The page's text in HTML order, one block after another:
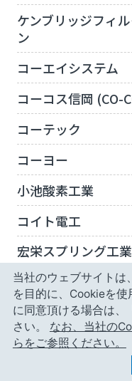
ケンブリッジフィ
ン
コーエイシステム
コーコス信岡 (CO-
コーテック
コーヨー
小池酸素工業
コイト電工
宏栄スプリング工業
工機ホールディン
弘進ゴム
神津精機
当社のウェブサイトは
を目的に、Cookieを使
に同意頂ける場合は、
さい。
なお、当社の
らをご参照ください。